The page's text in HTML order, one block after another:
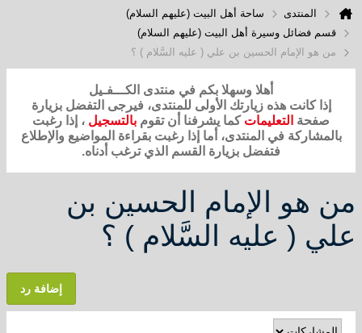
المنتدى
ساحة أهل البيت (عليهم السلام)
قسم فضائل وسيرة أهل البيت (عليهم السلام)
من هو الإمام الحسين بن علي ( عليه السَّلام ) ؟
أهلا وسهلا بكم في منتدى الكـــفـيل
إذا كانت هذه زيارتك الأولى للمنتدى، فيرجى التفضل بزيارة
صفحة التعليمات كما يشرفنا أن تقوم بالتسجيل ، إذا رغبت
بالمشاركة في المنتدى، أما إذا رغبت بقراءة المواضيع والإطلاع
فتفضل بزيارة القسم الذي ترغب أدناه.
من هو الإمام الحسين بن
علي ( عليه السَّلام ) ؟
إضافة رد